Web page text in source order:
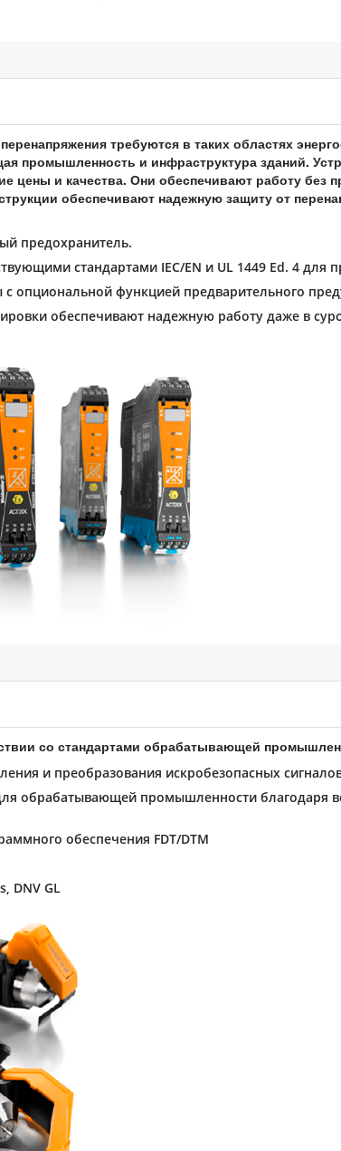
требуются в таких областях
промышленность и инфраструктура зданий.
цены и качества. Они обеспечивают работу
обеспечивают надежную защиту от
предохранитель.
стандартами IEC/EN и UL 1449 Ed. 4
опциональной функцией предварительного
обеспечивают надежную работу даже в
со стандартами обрабатывающей
и преобразования искробезопасных
обрабатывающей промышленности благодаря
обеспечения FDT/DTM
DNV GL